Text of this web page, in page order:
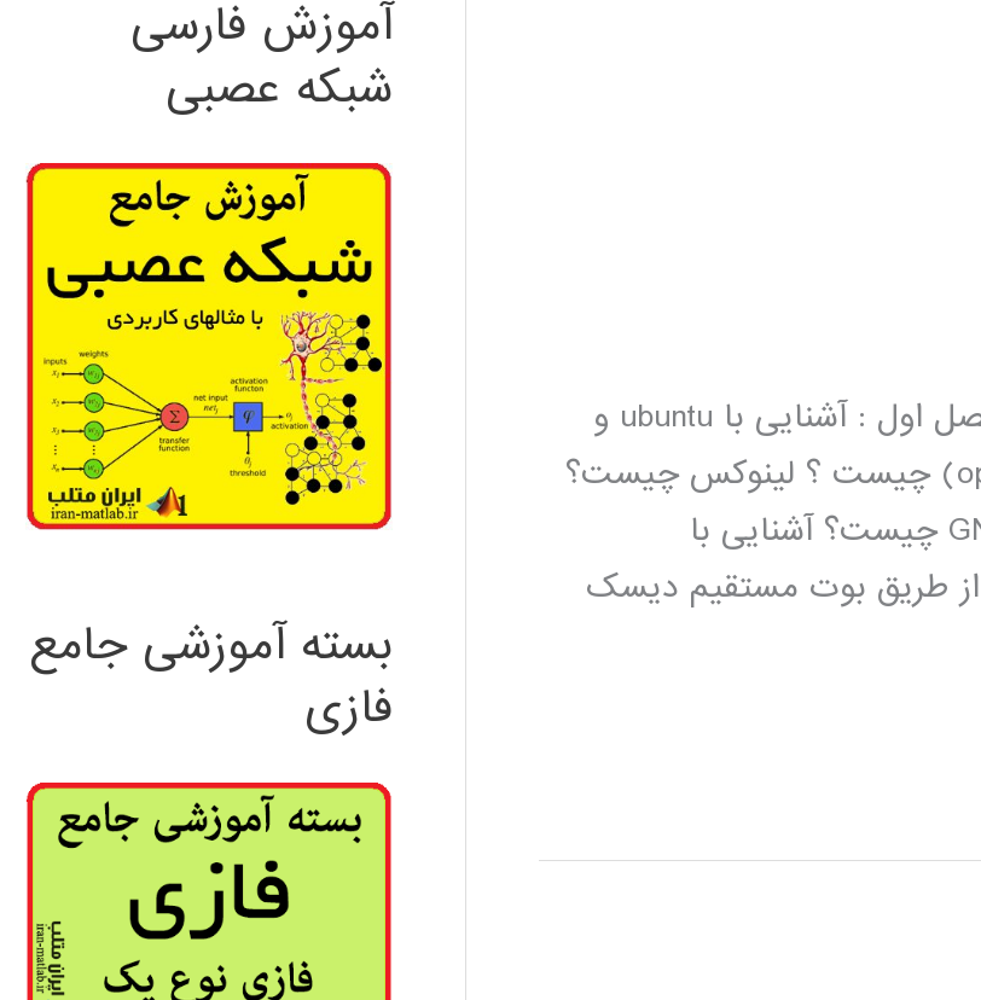
فیلم آموزشی جامع لینوکس ubuntu 16 فصل فصل اول : آشنایی با ubuntu و
نصب و حدف آن نرم افزار متن باز (open source) چیست ؟ لینوکس چیست؟
آشنایی با توزیع های لینوکس پروژه GNU ubuntu چیست؟ آشنایی با
اصطلاخات مورد نیاز در Ubuntu نصب Ubuntu از طریق بوت مستقیم دیسک
آموزش فارسی
شبکه عصبی
بسته آموزشی جامع
فازی